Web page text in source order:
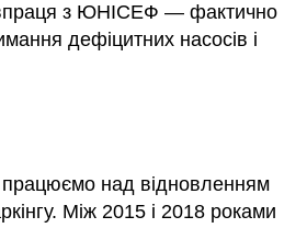
з ЮНІСЕФ — фактично
дефіцитних насосів і
над відновленням
Між 2015 і 2018 роками